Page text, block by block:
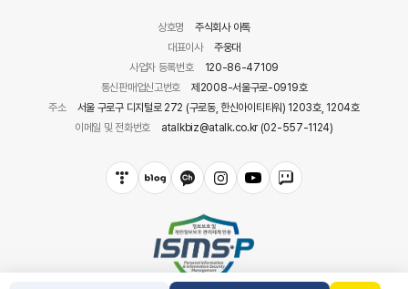
상호명
주식회사 아톡
대표이사
주웅대
사업자 등록번호
120-86-47109
통신판매업신고번호
제2008-서울구로-0919호
주소
서울 구로구 디지털로 272 (구로동, 한신아이티타워) 1203호, 1204호
이메일 및 전화번호
atalkbiz@atalk.co.kr (02-557-1124)